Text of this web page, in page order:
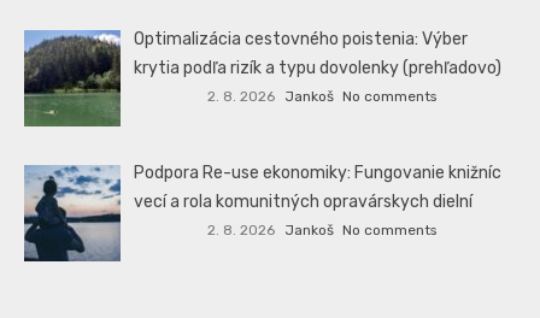
Optimalizácia cestovného poistenia: Výber
krytia podľa rizík a typu dovolenky (prehľadovo)
2. 8. 2026 Jankoš No comments
Podpora Re-use ekonomiky: Fungovanie knižníc
vecí a rola komunitných opravárskych dielní
2. 8. 2026 Jankoš No comments